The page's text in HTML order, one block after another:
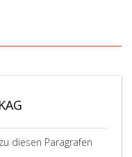
diesen Paragrafen